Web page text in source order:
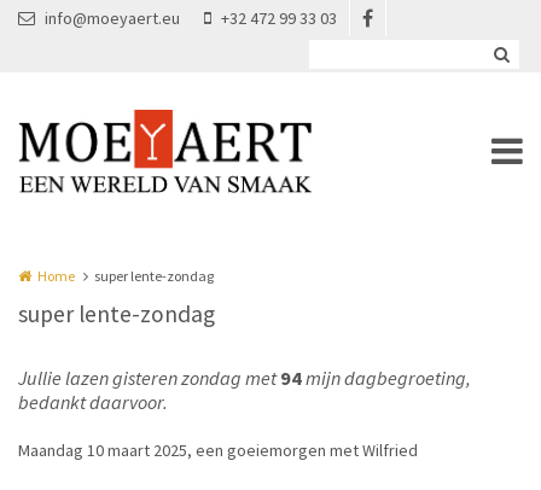
Overslaan en naar de inhoud gaan
info@moeyaert.eu +32 472 99 33 03
Home super lente-zondag
super lente-zondag
Jullie lazen gisteren zondag met94mijn dagbegroeting,
bedankt daarvoor.
Maandag 10 maart 2025, een goeiemorgen met Wilfried